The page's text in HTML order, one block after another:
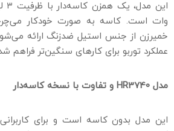
وات است. کاسه به صورت خودکار
خمیرزن از جنس استیل ضدزنگ ارائه
عملکرد توربو برای کارهای سنگین‌تر فراهم
مدلHR3740و تفاوت با نسخه کاسه‌دار
این مدل بدون کاسه است و برای